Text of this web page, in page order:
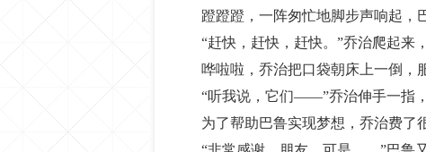
蹬蹬蹬，一阵匆忙地脚步声响起，
“赶快，赶快，赶快。”乔治爬起来
哗啦啦，乔治把口袋朝床上一倒
“听我说，它们——”乔治伸手一指
为了帮助巴鲁实现梦想，乔治费了